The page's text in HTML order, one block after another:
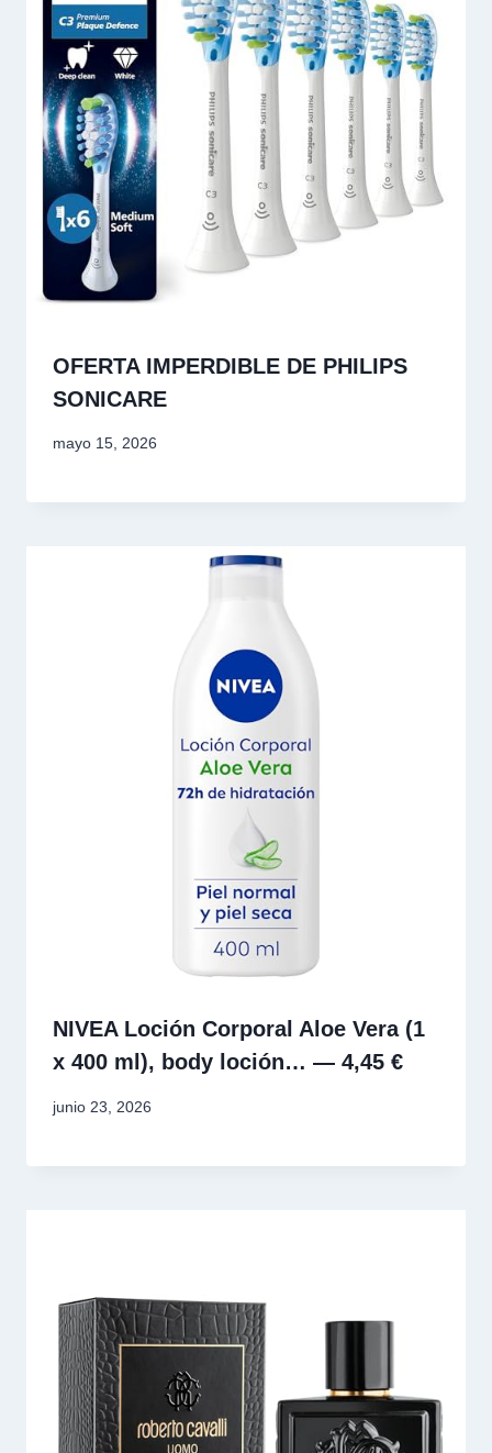
OFERTA IMPERDIBLE DE PHILIPS
SONICARE
mayo 15, 2026
NIVEA Loción Corporal Aloe Vera (1
x 400 ml), body loción… — 4,45 €
junio 23, 2026